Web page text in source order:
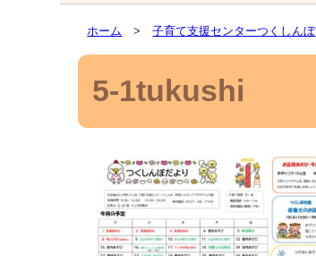
ホーム >子育て支援センターつくしんぼ
5-1tukushi